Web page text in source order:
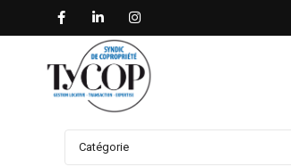
Catégorie